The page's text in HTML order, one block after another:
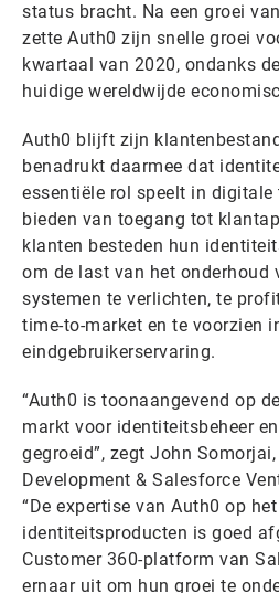
status bracht. Na een groei
zette Auth0 zijn snelle groei
kwartaal van 2020, ondanks
huidige wereldwijde
Auth0 blijft zijn
benadrukt daarmee dat
essentiële rol speelt in
bieden van toegang tot
klanten besteden hun
om de last van het onderhoud
systemen te verlichten, te
time-to-market en te voorzien
eindgebruikerservaring.
“Auth0 is toonaangevend op
markt voor identiteitsbeheer
gegroeid”, zegt John Somorjai,
Development & Salesforce
“De expertise van Auth0 op
identiteitsproducten is goed
Customer 360-platform van
ernaar uit om hun groei te